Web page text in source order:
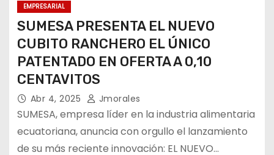
EMPRESARIAL
SUMESA PRESENTA EL NUEVO
CUBITO RANCHERO EL ÚNICO
PATENTADO EN OFERTA A 0,10
CENTAVITOS
Abr 4, 2025 Jmorales
SUMESA, empresa líder en la industria alimentaria
ecuatoriana, anuncia con orgullo el lanzamiento
de su más reciente innovación: EL NUEVO…